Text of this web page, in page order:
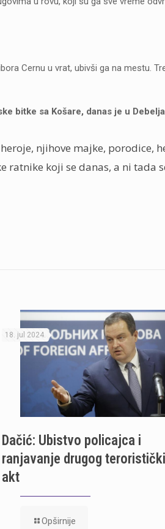
Cernu u vrat, ubivši ga na mestu.
bitke sa Košare, danas je u
njihove majke, porodice,
ratnike koji se danas, a ni tada
18. jul 2024.
Dačić: Ubistvo policajca i
ranjavanje drugog teroristički
akt
Opširnije